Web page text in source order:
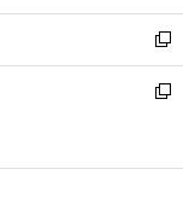
開
く
ウ
で
開
く
ン
ド
ウ
で
ウ
ィ
ン
ド
開
新
し
い
ン
新
ウ